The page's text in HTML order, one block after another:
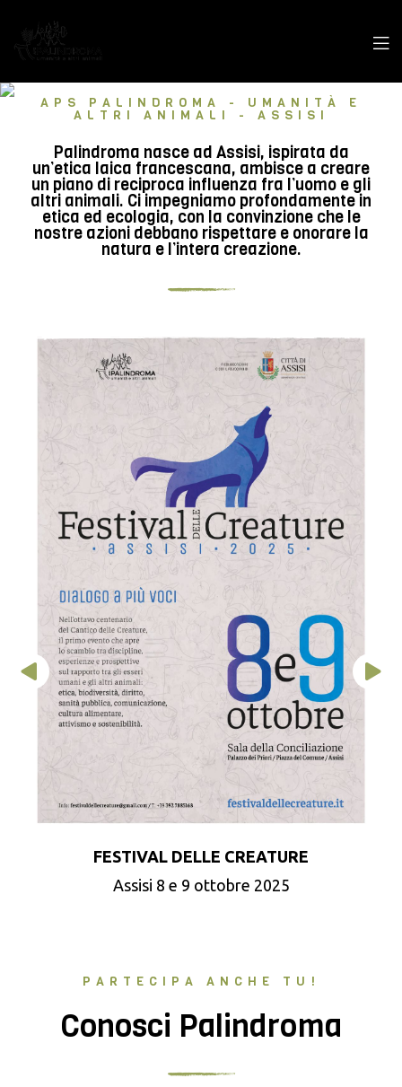
APS PALINDROMA - UMANITÀ E
ALTRI ANIMALI - ASSISI
Palindroma nasce ad Assisi, ispirata da
un’etica laica francescana, ambisce a creare
un piano di reciproca influenza fra l’uomo e gli
altri animali. Ci impegniamo profondamente in
etica ed ecologia, con la convinzione che le
nostre azioni debbano rispettare e onorare la
natura e l’intera creazione.
FESTIVAL DELLE CREATURE
Assisi 8 e 9 ottobre 2025
PARTECIPA ANCHE TU!
Conosci Palindroma